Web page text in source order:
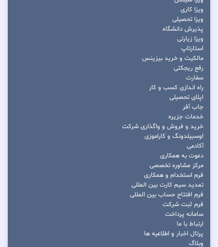
ویزا کاری
ویزا تحصیلی
پذیرش دانشگاه
ویزا زیارتی
استارتاپ
مالکیت و خرید بیزینس
رفع ریجکتی
سفارت
راه اندازی کسب و کار
اپلای تحصیلی
جاب آفر
خدمات جزیره
خرید و فروش و واگذاری شرکت
اوسبیلدونگ و کاراموزی
آکادمی
دعوت به همکاری
مرکز مشاوره تخصصی
فرم استخدام و همکاری
تمدید سیم کارت بین المللی
فرم افتتاح حساب بین المللی
فرم ثبت شرکت
سامانه پرداخت
ارتباط با ما
پرتال اخبار و اطلاعیه ها
وبلاگ